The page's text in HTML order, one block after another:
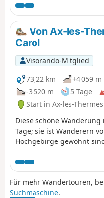
Wetterbedingungen. Der
von Ax, von wo aus man
dann einen sehr schönen
hinaufführt, um
sehr komfortable
Wanderung ist
Hochgebirge gewöhnt
können.
Von Ax-les-
Carol
Visorando-Mitglied
73,22 km
+4 059 m
-3 520 m
5 Tage
Start in Ax-les-
Diese schöne
Tage; sie ist Wanderern
Hochgebirge gewöhnt
alles ist „auf Kuhpfaden“
sich im Hochgebirge
Wanderung besteht darin,
anderen zu gelangen und
Für mehr Wandertouren,
Suchmaschine.